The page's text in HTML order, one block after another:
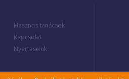
Hasznos tanácsok
Kapcsolat
Nyerteseink